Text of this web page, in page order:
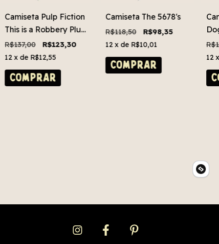
Camiseta Pulp Fiction
This is a Robbery Plus
Size
R$137,00 R$123,30
12 x de R$12,55
COMPRAR
Camiseta The 5678's
R$118,50 R$98,35
12 x de R$10,01
COMPRAR
12